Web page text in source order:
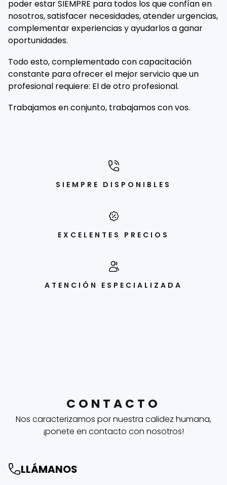
poder estar SIEMPRE para todos los que confían en
nosotros, satisfacer necesidades, atender urgencias,
complementar experiencias y ayudarlos a ganar
oportunidades.
Todo esto, complementado con capacitación
constante para ofrecer el mejor servicio que un
profesional requiere: El de otro profesional.
Trabajamos en conjunto, trabajamos con vos.
SIEMPRE DISPONIBLES
EXCELENTES PRECIOS
ATENCIÓN ESPECIALIZADA
CONTACTO
Nos caracterizamos por nuestra calidez humana,
¡ponete en contacto con nosotros!
LLÁMANOS